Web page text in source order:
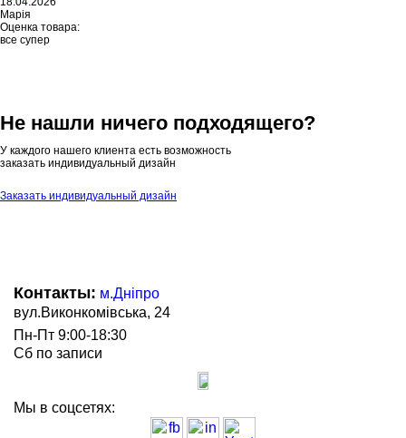
Марія
Оценка товара:
все супер
Не нашли ничего подходящего?
У каждого нашего клиента есть возможность
заказать индивидуальный дизайн
Заказать индивидуальный дизайн
Контакты: м.Дніпро
вул.Виконкомівська, 24
Пн-Пт 9:00-18:30
Сб по записи
Мы в соцсетях: